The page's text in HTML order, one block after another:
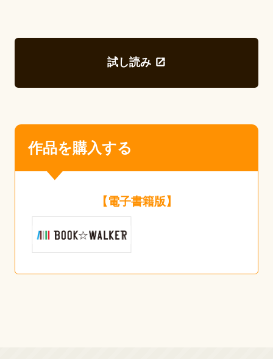
試し読み
作品を購入する
【電子書籍版】